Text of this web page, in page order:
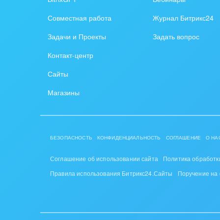
Интернет-магазин и CRM
внедрения
Внедрение для медицины
Внедрение онлайн-
/ Интранета
Совместная работа
Задачи и Проекты
Контакт-центр
Сайты
Магазины
Журнал Битрикс24
Задать вопрос
БЕЗОПАСНОСТЬ КОНФИДЕНЦИАЛЬНОСТЬ СОГЛАШЕНИЕ О
Соглашение об использовании сайта
Политика
Правила использования Битрикс24.Сайты
Поручение на